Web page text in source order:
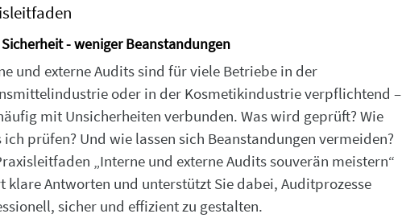
- weniger Beanstandungen
und externe Audits sind für viele Betriebe in der
oder in der Kosmetikindustrie verpflichtend –
mit Unsicherheiten verbunden. Was wird geprüft? Wie
ich prüfen? Und wie lassen sich Beanstandungen vermeiden?
„Interne und externe Audits souverän meistern“
klare Antworten und unterstützt Sie dabei, Auditprozesse
sicher und effizient zu gestalten.